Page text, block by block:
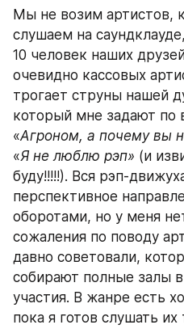
Мы не возим артистов,
слушаем на
10 человек наших
очевидно кассовых
трогает струны нашей
который мне задают по
«Агроном, а почему вы
«Я не люблю рэп» (и
буду!!!!!). Вся рэп-
перспективное
оборотами, но у меня
сожаления по поводу
давно советовали,
собирают полные залы
участия. В жанре есть
пока я готов слушать